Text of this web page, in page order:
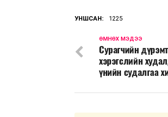
УНШСАН: 1225
ӨМНӨХ МЭДЭЭ
Сурагчийн
хэрэгслийн
үнийн судалгаа